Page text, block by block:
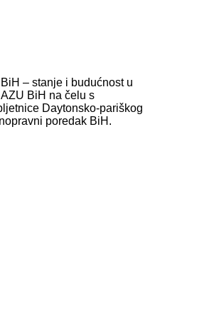
– stanje i budućnost u
BiH na čelu s
Daytonsko-pariškog
poredak BiH.